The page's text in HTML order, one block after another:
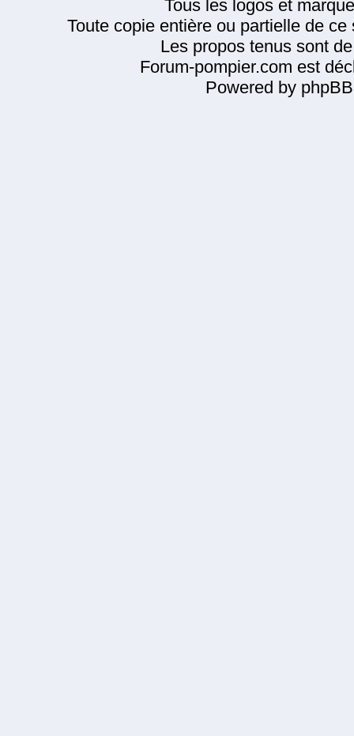
Tous les logos et
Toute copie entière ou partielle de
Les propos tenus sont
Forum-pompier.com est
Powered by